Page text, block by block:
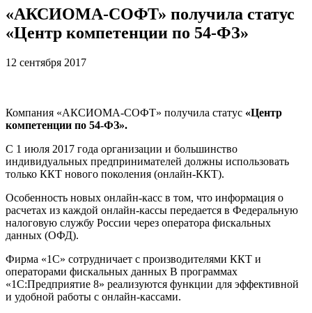
«АКСИОМА-СОФТ» получила статус
«Центр компетенции по 54-ФЗ»
12 сентября 2017
Компания «АКСИОМА-СОФТ» получила статус «Центр
компетенции по 54-ФЗ».
С 1 июля 2017 года организации и большинство
индивидуальных предпринимателей должны использовать
только ККТ нового поколения (онлайн-ККТ).
Особенность новых онлайн-касс в том, что информация о
расчетах из каждой онлайн-кассы передается в Федеральную
налоговую службу России через оператора фискальных
данных (ОФД).
Фирма «1С» сотрудничает с производителями ККТ и
операторами фискальных данных В программах
«1С:Предприятие 8» реализуются функции для эффективной
и удобной работы с онлайн-кассами.